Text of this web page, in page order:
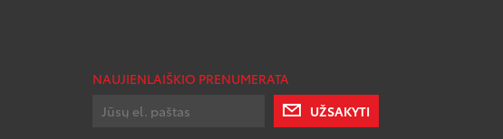
NAUJIENLAIŠKIO PRENUMERATA